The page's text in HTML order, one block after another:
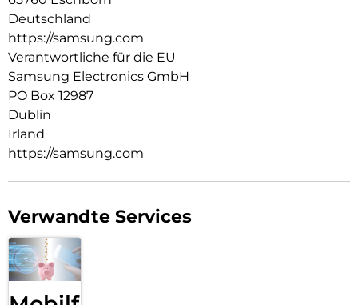
Deutschland
https://samsung.com
Verantwortliche für die EU
Samsung Electronics GmbH
PO Box 12987
Dublin
Irland
https://samsung.com
Verwandte Services